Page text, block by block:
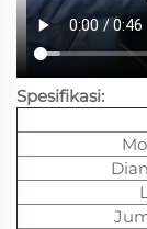
Spesifikasi: